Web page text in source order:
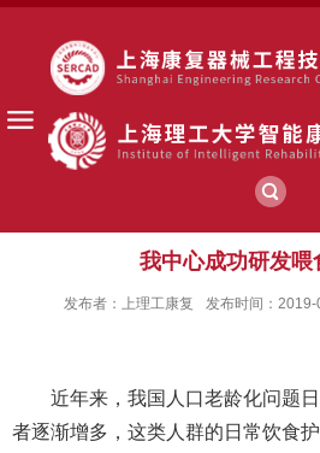
我中心成功研发喂
发布者：上理工康复 发布时间：2019-
近年来，我国人口老龄化问题
者逐渐增多，这类人群的日常饮食